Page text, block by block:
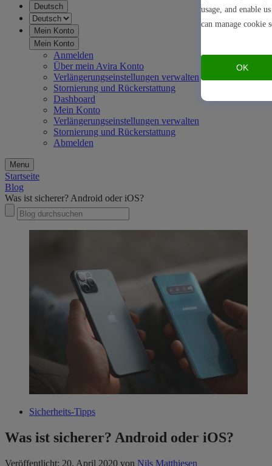
Deutsch
Mein Konto
Mein Konto
Anmelden
Über mein Avira Konto
Verlängerungseinstellungen verwalten
Stornierung und Rückerstattung
Dashboard
Mein Konto
Verlängerungseinstellungen verwalten
Stornierung und Rückerstattung
Abmelden
Menu
Startseite
Blog
Was ist sicherer? Android oder iOS?
Sicherheits-Tipps
Was ist sicherer? Android oder iOS?
Veröffentlicht: 20. April 2020 von Nils Matthiesen
usage, and enable
can manage cookie
OK